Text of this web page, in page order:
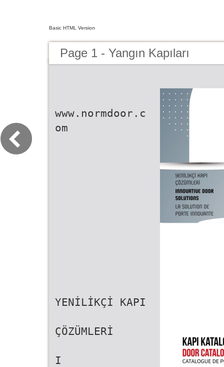
Basic HTML Version
Page 1 - Yangın Kapıları
www.normdoor.c
om
YENİLİKÇİ KAPI
ÇÖZÜMLERİ
I